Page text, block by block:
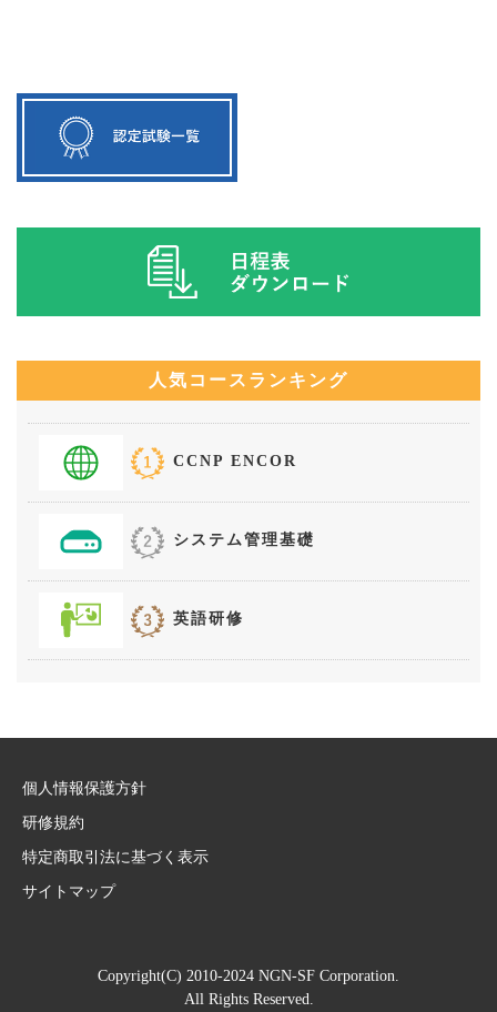
人気コースランキング
CCNP ENCOR
システム管理基礎
英語研修
個人情報保護方針
研修規約
特定商取引法に基づく表示
サイトマップ
Copyright(C) 2010-2024 NGN-SF Corporation.
All Rights Reserved.